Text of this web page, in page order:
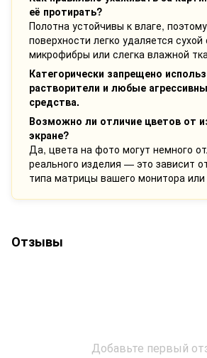
её протирать?
Полотна устойчивы к влаге,
поверхности легко удаляется
микрофибры или слегка влажной
Категорически запрещено
растворители и любые
средства.
Возможно ли отличие цветов от
экране?
Да, цвета на фото могут немного
реального изделия — это зависит
типа матрицы вашего монитора
Отзывы
Добавьте первый